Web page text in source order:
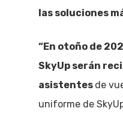
las soluciones
“En otoño de
SkyUp serán
asistentes de
uniforme de